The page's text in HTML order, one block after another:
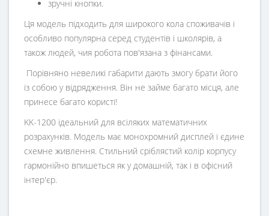
зручні кнопки.
Ця модель підходить для широкого кола споживачів і
особливо популярна серед студентів і школярів, а
також людей, чия робота пов'язана з фінансами.
Порівняно невеликі габарити дають змогу брати його
із собою у відрядження. Він не займе багато місця, але
принесе багато користі!
KK-1200 ідеальний для всіляких математичних
розрахунків. Модель має монохромний дисплей і єдине
схемне живлення. Стильний сріблястий колір корпусу
гармонійно впишеться як у домашній, так і в офісний
інтер'єр.